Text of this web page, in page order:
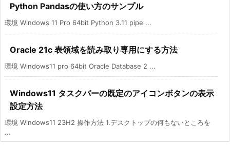
Python Pandasの使い方のサンプル
環境 Windows 11 Pro 64bit Python 3.11 pipe ...
Oracle 21c 表領域を読み取り専用にする方法
環境 Windows11 pro 64bit Oracle Database 2 ...
Windows11 タスクバーの既定のアイコンボタンの表示
設定方法
環境 Windows11 23H2 操作方法 1.デスクトップの何もないところを
...